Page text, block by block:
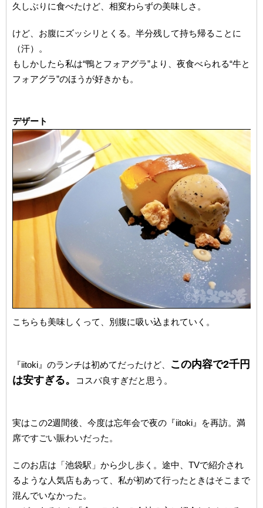
久しぶりに食べたけど、相変わらずの美味しさ。
けど、お腹にズッシリとくる。半分残して持ち帰ることに
（汗）。
もしかしたら私は“鴨とフォアグラ”より、夜食べられる“牛と
フォアグラ”のほうが好きかも。
デザート
こちらも美味しくって、別腹に吸い込まれていく。
『iitoki』のランチは初めてだったけど、
この内容で2千円
は安すぎる。
コスパ良すぎだと思う。
実はこの2週間後、今度は忘年会で夜の『iitoki』を再訪。満
席ですごい賑わいだった。
このお店は「池袋駅」から少し歩く。途中、TVで紹介され
るような人気店もあって、私が初めて行ったときはそこまで
混んでいなかった。